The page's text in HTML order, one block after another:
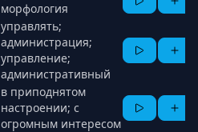
морфология
управлять;
администрация;
управление;
административный
в приподнятом
настроении; с
огромным интересом